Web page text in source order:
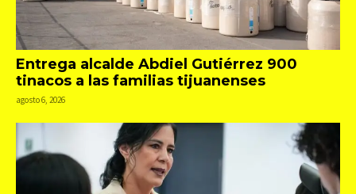
Entrega alcalde Abdiel Gutiérrez 900
tinacos a las familias tijuanenses
agosto 6, 2026